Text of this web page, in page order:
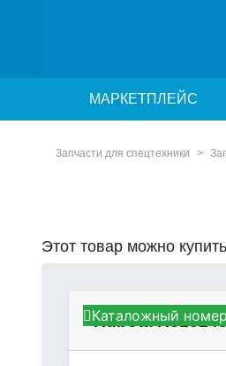
МАРКЕТПЛЕЙС
Запчасти для спецтехники
Этот товар можно
Kubota
Каталожный